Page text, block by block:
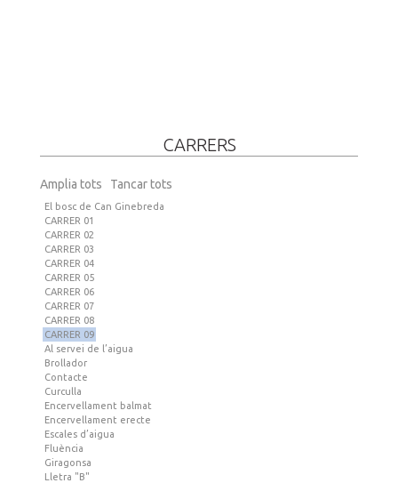
CARRERS
Amplia tots Tancar tots
El bosc de Can Ginebreda
CARRER 01
CARRER 02
CARRER 03
CARRER 04
CARRER 05
CARRER 06
CARRER 07
CARRER 08
CARRER 09
Al servei de l’aigua
Brollador
Contacte
Curculla
Encervellament balmat
Encervellament erecte
Escales d’aigua
Fluència
Giragonsa
Lletra "B"